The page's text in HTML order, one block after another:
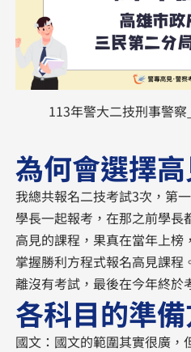
113年警大二技刑事警
為何會選擇高
我總共報名二技考試3次，第
學長一起報考，在那之前學長
高見的課程，果真在當年上榜
掌握勝利方程式報名高見課程
離沒有考試，最後在今年終於
各科目的準備
國文：國文的範圍其實很廣，